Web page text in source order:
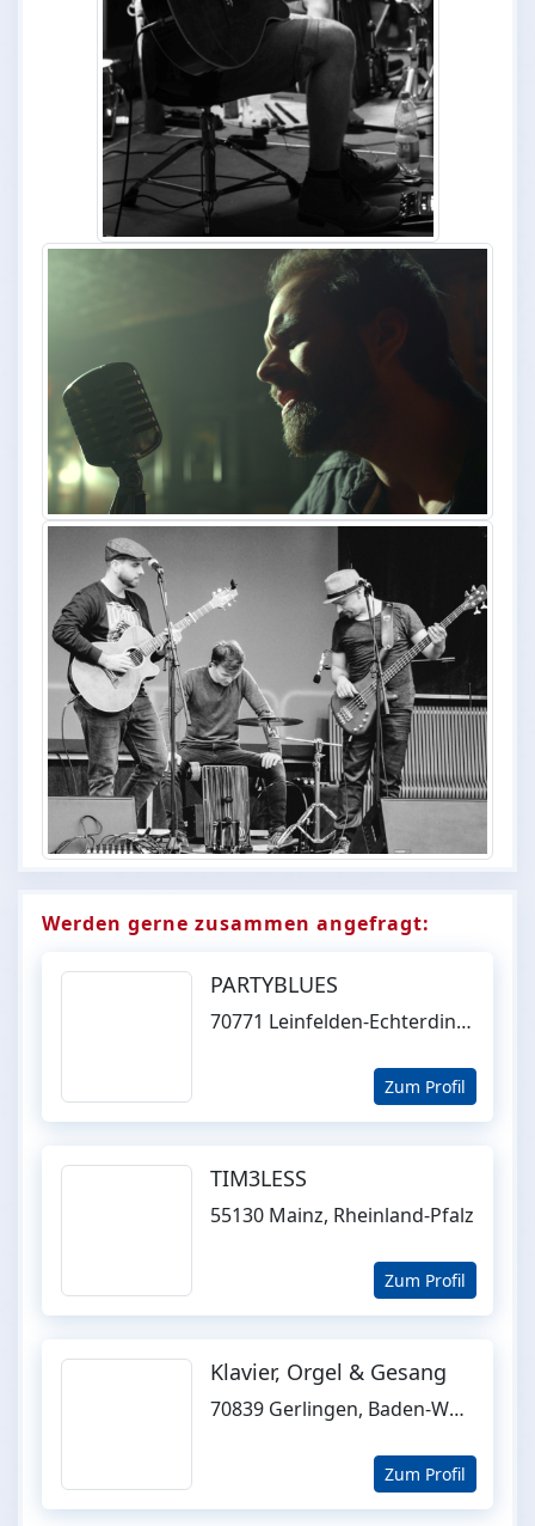
Werden gerne zusammen angefragt:
PARTYBLUES
70771 Leinfelden-Echterdingen, Baden-Württemberg
Zum Profil
TIM3LESS
55130 Mainz, Rheinland-Pfalz
Zum Profil
Klavier, Orgel & Gesang
70839 Gerlingen, Baden-Württemberg
Zum Profil